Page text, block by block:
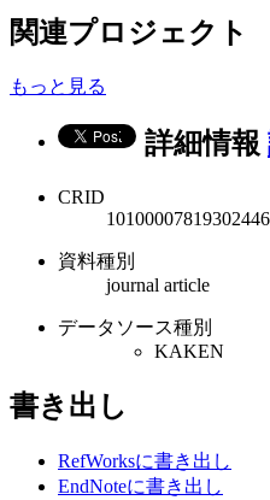
関連プロジェクト
もっと見る
詳細情報
CRID
資料種別
journal article
データソース種別
KAKEN
書き出し
RefWorksに書き出し
EndNoteに書き出し